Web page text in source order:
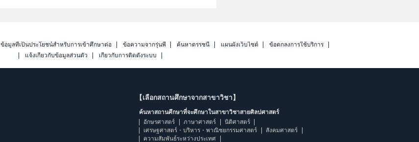
ข้อมูลที่เป็นประโยชน์สำหรับการเข้าศึกษาต่อ ข้อความจากรุ่นพี่ ค้นหาดรรชนี แผนผังเว็บไซต์
ข้อตกลงการใช้บริการ
แจ้งเกี่ยวกับข้อมูลส่วนตัว
เกี่ยวกับการติดตั้งระบบ
【เลือกสถานศึกษาจากสาขาวิชา】
ค้นหาสถานศึกษาที่จะศึกษาในสาขาวิชาสายศิลปศาสตร์
อักษรศาสตร์
ภาษาศาสตร์
นิติศาสตร์
เศรษฐศาสตร์・บริหาร・พาณิชยกรรมศาสตร์
สังคมศาสตร์
ความสัมพันธ์ระหว่างประเทศ